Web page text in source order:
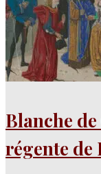
Blanche
régente de